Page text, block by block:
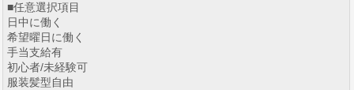
■任意選択項目
日中に働く
希望曜日に働く
手当支給有
初心者/未経験可
服装髪型自由